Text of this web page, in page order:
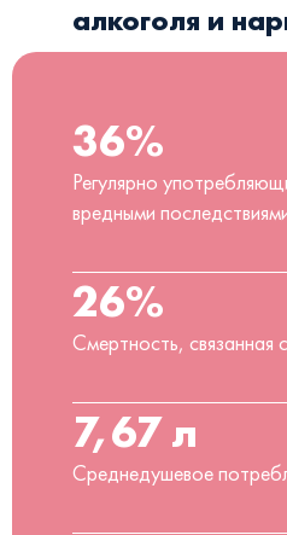
алкоголя и
36%
Регулярно
вредными
26%
Смертность, связанная
7,67 л
Среднедушевое